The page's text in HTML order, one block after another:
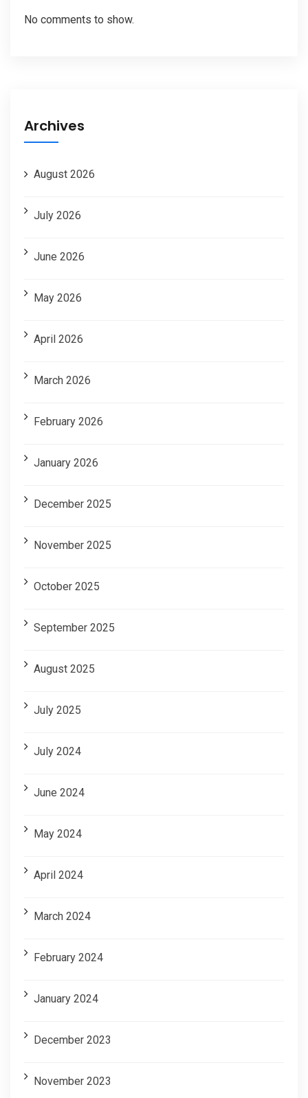
No comments to show.
Archives
August 2026
July 2026
June 2026
May 2026
April 2026
March 2026
February 2026
January 2026
December 2025
November 2025
October 2025
September 2025
August 2025
July 2025
July 2024
June 2024
May 2024
April 2024
March 2024
February 2024
January 2024
December 2023
November 2023